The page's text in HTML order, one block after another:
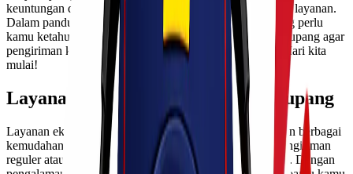
keuntungan dan fasilitas yang ditawarkan setiap penyedia layanan.
Dalam panduan ini, kami akan membahas semua hal yang perlu
kamu ketahui tentang ekspedisi cargo murah Surabaya Kupang agar
pengiriman kamu menjadi lebih efisien dan terjangkau. Mari kita
mulai!
Layanan Ekspedisi Surabaya ke Kupang
Layanan ekspedisi dari Surabaya ke Kupang menawarkan berbagai
kemudahan bagi pengirim. Kamu bisa memilih antara pengiriman
reguler atau express, tergantung kebutuhan dan anggaran. Dengan